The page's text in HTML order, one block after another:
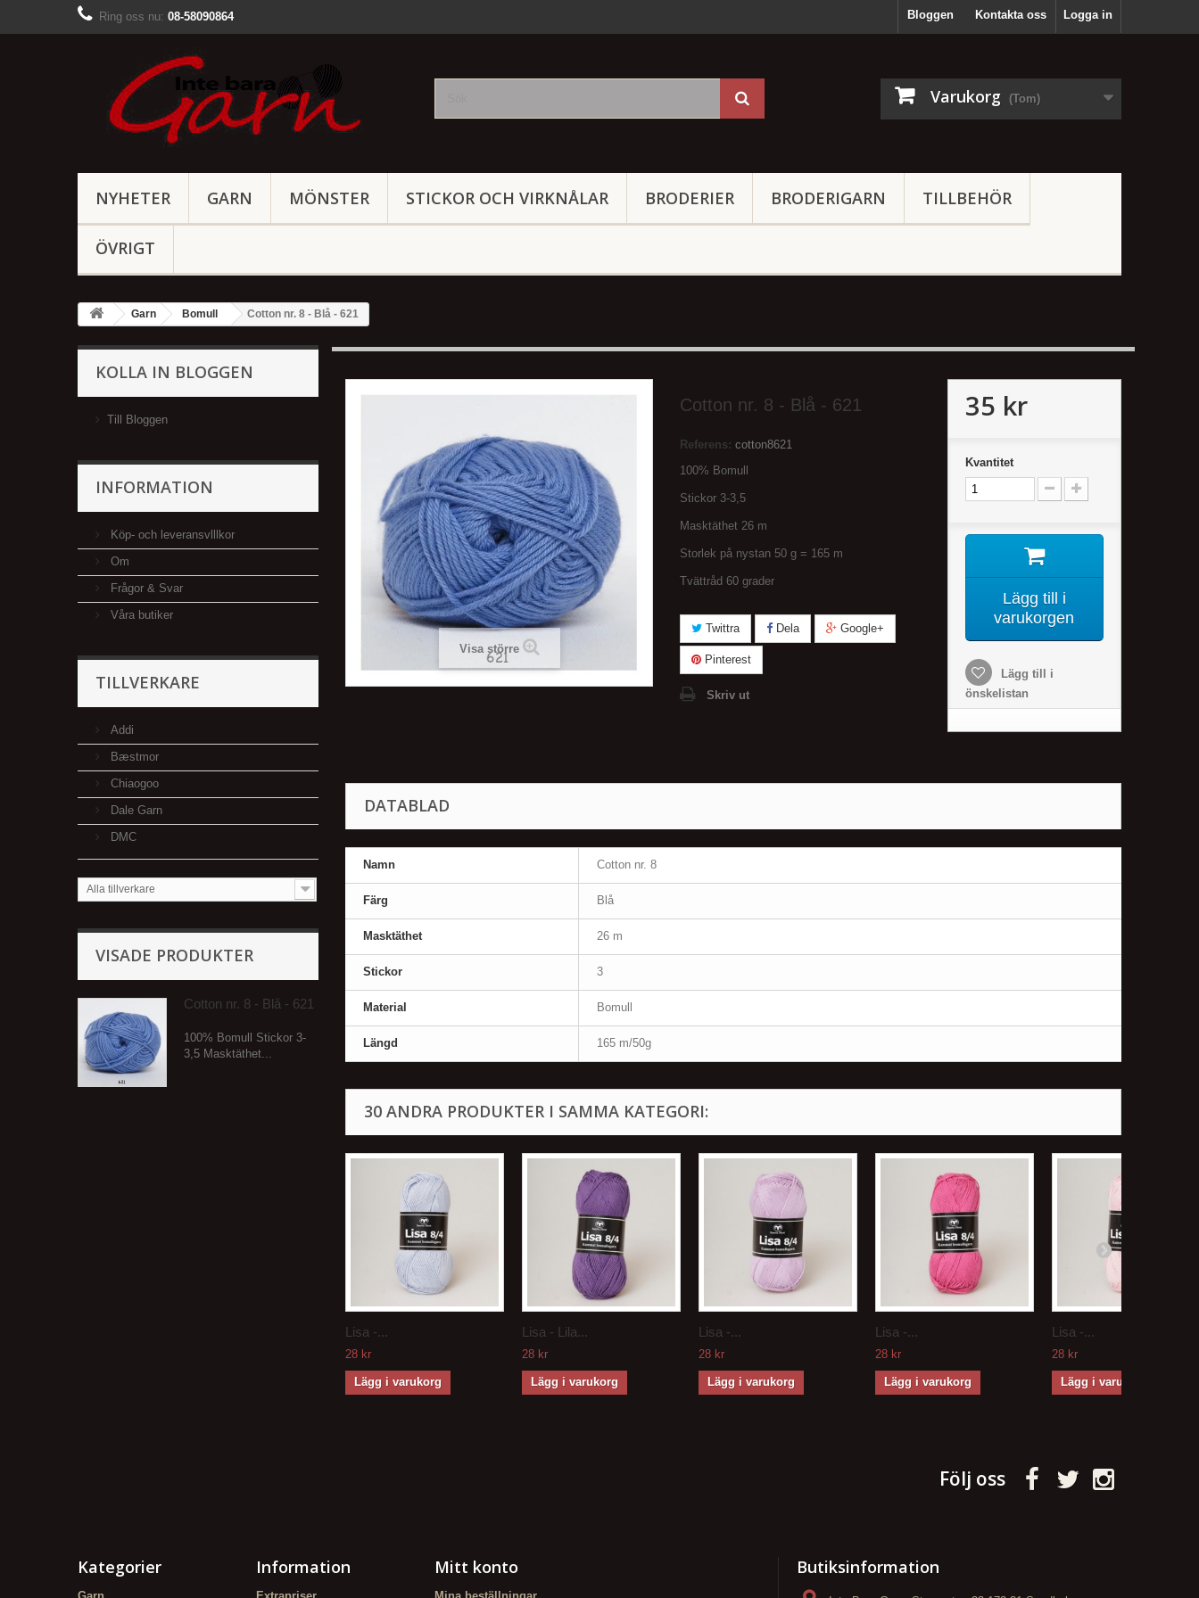
Logga in
Bloggen Kontakta oss
Ring oss nu: 08-58090864
Varukorg (Tom)
NYHETER GARN MÖNSTER STICKOR OCH VIRKNÅLAR BRODERIER BRODERIGARN TILLBEHÖR
ÖVRIGT
Garn Bomull Cotton nr. 8 - Blå - 621
KOLLA IN BLOGGEN
Till Bloggen
INFORMATION
Köp- och leveransvlllkor
Om
Frågor & Svar
Våra butiker
TILLVERKARE
Addi
Bæstmor
Chiaogoo
Dale Garn
DMC
Alla tillverkare
VISADE PRODUKTER
Cotton nr. 8 - Blå - 621
100% Bomull Stickor 3-
3,5 Masktäthet...
Visa större
Cotton nr. 8 - Blå - 621
Referens: cotton8621
100% Bomull
Stickor 3-3,5
Masktäthet 26 m
Storlek på nystan 50 g = 165 m
Tvättråd 60 grader
Twittra Dela Google+
Pinterest
Skriv ut
35 kr
Kvantitet
Lägg till i
varukorgen
Lägg till i
önskelistan
DATABLAD
Namn Cotton nr. 8
Färg Blå
Masktäthet 26 m
Stickor 3
Material Bomull
Längd 165 m/50g
30 ANDRA PRODUKTER I SAMMA KATEGORI:
Lisa -...
28 kr
Lägg i varukorg
Lisa - Lila...
28 kr
Lägg i varukorg
Lisa -...
28 kr
Lägg i varukorg
Lisa -...
28 kr
Lägg i varukorg
Lisa -...
28 kr
Lägg i varukorg
Följ oss
Kategorier Information Mitt konto Butiksinformation